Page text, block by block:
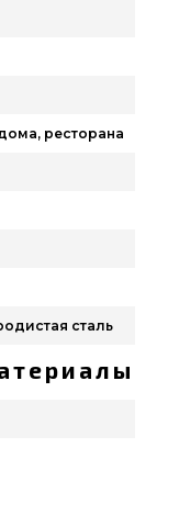
и аксессуаров
GrillPoint.
на
ресторана
сталь